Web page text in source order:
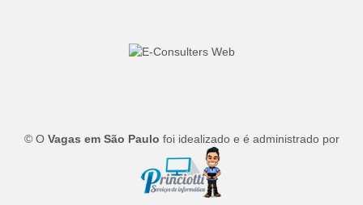
© O Vagas em São Paulo foi idealizado e é administrado por